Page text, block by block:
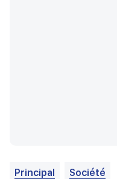
Principal Société